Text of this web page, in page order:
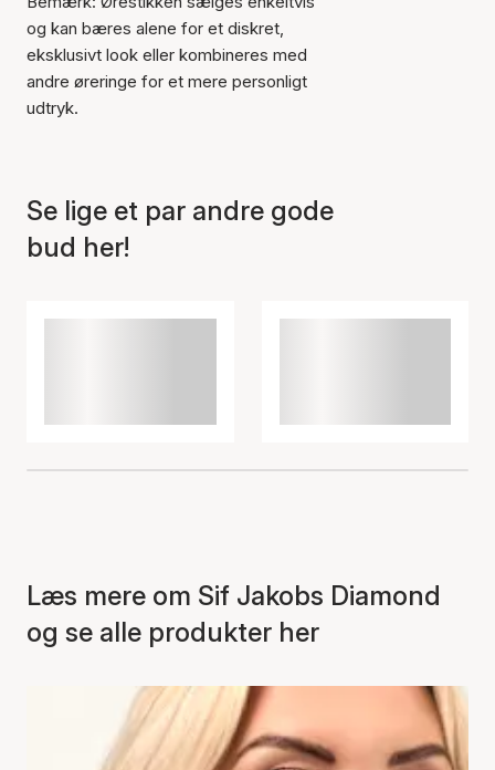
og kan bæres alene for et diskret,
eksklusivt look eller kombineres med
andre øreringe for et mere personligt
udtryk.
Se lige et par andre gode
bud her!
Læs mere om Sif Jakobs Diamond
og se alle produkter her